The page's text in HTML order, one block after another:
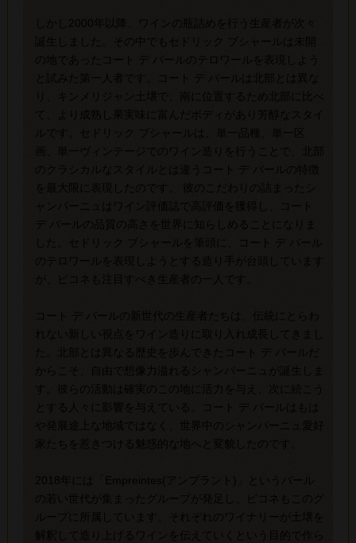
しかし2000年以降、ワインの瓶詰めを行う生産者が次々
誕生しました。その中でもセドリック ブシャールは未開
の地であったコート デ バールのテロワールを表現しよう
と試みた第一人者です。コート デ バールは北部とは異な
り、キンメリジャン土壌で、南に位置するため北部に比べ
て、より成熟し果実味に富んだボディがあり芳醇なスタイ
ルです。セドリック ブシャールは、単一品種、単一区
画、単一ヴィンテージでのワイン造りを行うことで、北部
のクラシカルなスタイルとは違うコート デ バールの特徴
を最大限に表現したのです。 彼のこだわりの詰まったシ
ャンパーニュはワイン評価誌で高評価を獲得し、コート
デ バールの品質の高さを世界に知らしめることになりま
した。セドリック ブシャールを筆頭に、コート デ バール
のテロワールを表現しようとする造り手が台頭しています
が、ピコネも注目すべき生産者の一人です。
コート デ バールの新世代の生産者たちは、伝統にとらわ
れない新しい視点をワイン造りに取り入れ成長してきまし
た。北部とは異なる歴史を歩んできたコート デ バールだ
からこそ、自由で想像力溢れるシャンパーニュが誕生しま
す。彼らの活動は確実のこの地に活力を与え、次に続こう
とする人々に影響を与えている。コート デ バールはもは
や発展途上な地域ではなく、世界中のシャンパーニュ愛好
家たちを惹きつける魅惑的な地へと変貌したのです。
2018年には「Empreintes(アンプラント)」というバール
の若い世代が集まったグループが発足し、ピコネもこのグ
ループに所属しています。それぞれのワイナリーが土壌を
解釈して造り上げるワインを伝えていくという目的で作ら